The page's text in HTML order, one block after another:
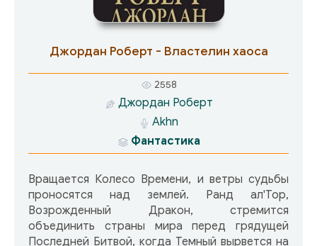
Джордан Роберт - Властелин хаоса
2558
Джордан Роберт
Akhn
Фантастика
Вращается Колесо Времени, и ветры судьбы
проносятся над землей. Ранд ал'Тор,
Возрожденный Дракон, стремится
объединить страны мира перед грядущей
Последней Битвой, когда Темный вырвется на